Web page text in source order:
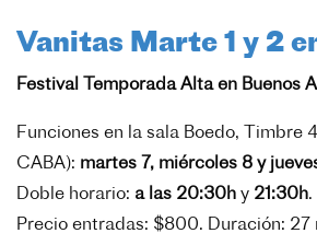
Vanitas Marte 1 y 2
Festival Temporada Alta en Buenos
Funciones en la sala Boedo, Timbre
CABA): martes 7, miércoles 8 y
Doble horario: a las 20:30h y 21:30h.
Precio entradas: $800. Duración: 27